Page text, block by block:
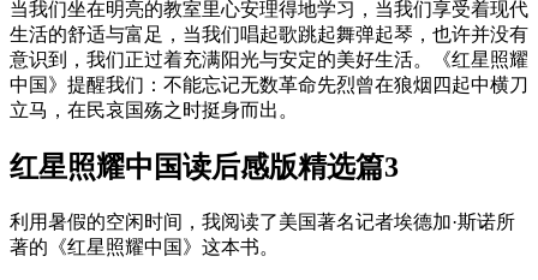
当我们坐在明亮的教室里心安理得地学习，当我们享受着现代
生活的舒适与富足，当我们唱起歌跳起舞弹起琴，也许并没有
意识到，我们正过着充满阳光与安定的美好生活。《红星照耀
中国》提醒我们：不能忘记无数革命先烈曾在狼烟四起中横刀
立马，在民哀国殇之时挺身而出。
红星照耀中国读后感版精选篇3
利用暑假的空闲时间，我阅读了美国著名记者埃德加·斯诺所
著的《红星照耀中国》这本书。